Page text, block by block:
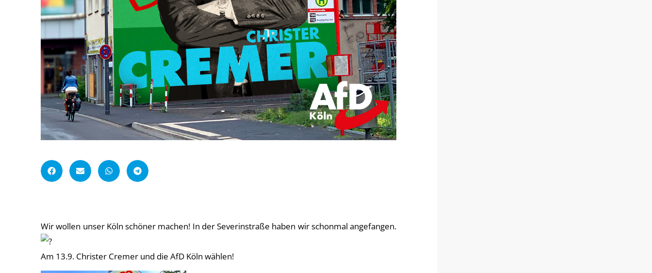
Wir wollen unser Köln schöner machen! In der Severinstraße haben wir schonmal angefangen.
Am 13.9. Christer Cremer und die AfD Köln wählen!